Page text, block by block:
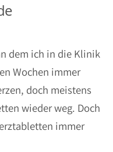
dem ich in die Klinik
Wochen immer
doch meistens
wieder weg. Doch
immer